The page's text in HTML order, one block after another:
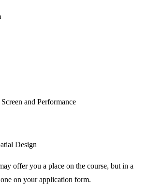
and Performance
Design
offer you a place on the course, but in a
on your application form.